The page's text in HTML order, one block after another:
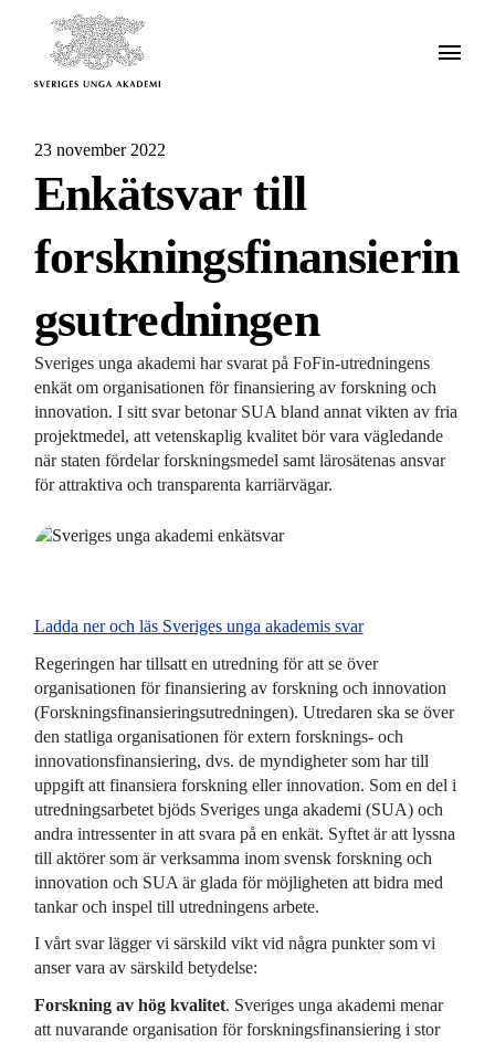
23 november 2022
Enkätsvar till
forskningsfinansierin
gsutredningen
Sveriges unga akademi har svarat på FoFin-utredningens
enkät om organisationen för finansiering av forskning och
innovation. I sitt svar betonar SUA bland annat vikten av fria
projektmedel, att vetenskaplig kvalitet bör vara vägledande
när staten fördelar forskningsmedel samt lärosätenas ansvar
för attraktiva och transparenta karriärvägar.
Ladda ner och läs Sveriges unga akademis svar
Regeringen har tillsatt en utredning för att se över
organisationen för finansiering av forskning och innovation
(Forskningsfinansieringsutredningen). Utredaren ska se över
den statliga organisationen för extern forsknings- och
innovationsfinansiering, dvs. de myndigheter som har till
uppgift att finansiera forskning eller innovation. Som en del i
utredningsarbetet bjöds Sveriges unga akademi (SUA) och
andra intressenter in att svara på en enkät. Syftet är att lyssna
till aktörer som är verksamma inom svensk forskning och
innovation och SUA är glada för möjligheten att bidra med
tankar och inspel till utredningens arbete.
I vårt svar lägger vi särskild vikt vid några punkter som vi
anser vara av särskild betydelse:
Forskning av hög kvalitet. Sveriges unga akademi menar
att nuvarande organisation för forskningsfinansiering i stor